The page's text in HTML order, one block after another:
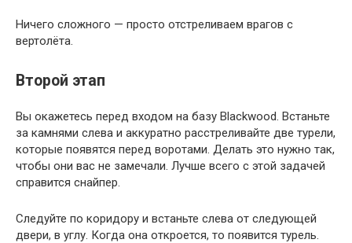
Ничего сложного — просто отстреливаем врагов с
вертолёта.
Второй этап
Вы окажетесь перед входом на базу Blackwood. Встаньте
за камнями слева и аккуратно расстреливайте две турели,
которые появятся перед воротами. Делать это нужно так,
чтобы они вас не замечали. Лучше всего с этой задачей
справится снайпер.
Следуйте по коридору и встаньте слева от следующей
двери, в углу. Когда она откроется, то появится турель.